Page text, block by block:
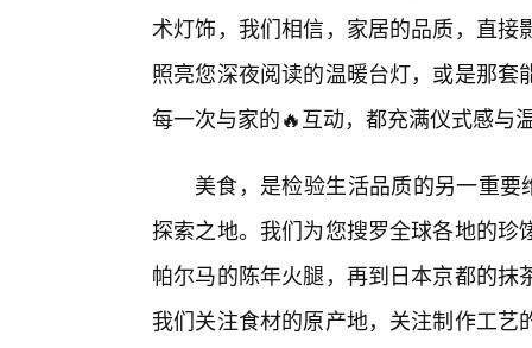
术灯饰，我们相信，家居的品质，直
照亮您深夜阅读的温暖台灯，或是那
每一次与家的🔥互动，都充满仪式感与
美食，是检验生活品质的另一重要
探索之地。我们为您搜罗全球各地的
帕尔马的陈年火腿，再到日本京都的
我们关注食材的原产地，关注制作工